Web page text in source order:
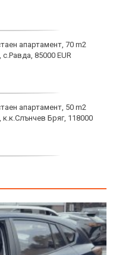
апартамент, 70 m2
85000 EUR
апартамент, 50 m2
к.к.Слънчев Бряг, 118000